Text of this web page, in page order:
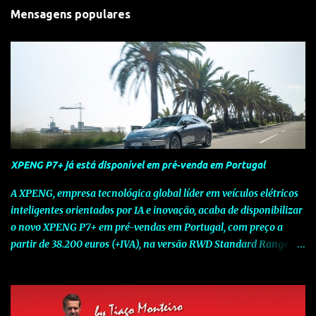
Mensagens populares
XPENG P7+ já está disponível em pré-venda em Portugal
A XPENG, empresa tecnológica global líder em veículos elétricos
inteligentes orientados por IA e inovação, acaba de disponibilizar
o novo XPENG P7+ em pré-vendas em Portugal, com preço a
partir de 38.200 euros (+IVA), na versão RWD Standard Range.
num momento decisivo, em que a indústria automóvel evolui da
mobilidade baseada na potência para a mobilidade baseada na